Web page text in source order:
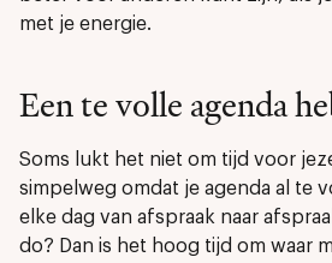
met je energie.
Een te volle agenda
Soms lukt het niet om tijd voor
simpelweg omdat je agenda al te
elke dag van afspraak naar
do? Dan is het hoog tijd om waar